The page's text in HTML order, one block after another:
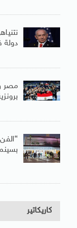
دولة
مصر
كاريكاتير